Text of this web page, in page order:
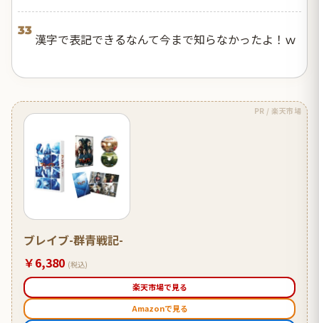
33
漢字で表記できるなんて今まで知らなかったよ！ｗ
PR / 楽天市場
ブレイブ-群青戦記-
￥6,380 (税込)
楽天市場で見る
Amazonで見る